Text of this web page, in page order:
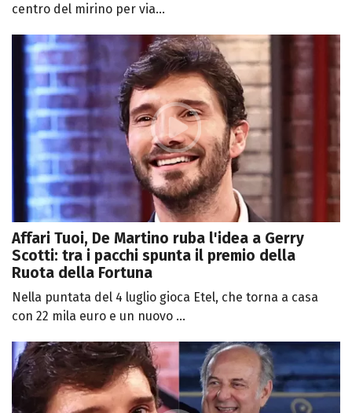
centro del mirino per via...
Affari Tuoi, De Martino ruba l'idea a Gerry
Scotti: tra i pacchi spunta il premio della
Ruota della Fortuna
Nella puntata del 4 luglio gioca Etel, che torna a casa
con 22 mila euro e un nuovo ...